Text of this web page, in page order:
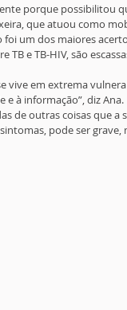
porque possibilitou
que atuou como
foi um dos maiores
TB e TB-HIV, são
vive em extrema
e à informação”, diz
de outras coisas que
pode ser grave,